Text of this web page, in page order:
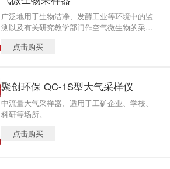
广泛地用于生物洁净、发酵工业等环境中的监
测以及有关研究教学部门作空气微生物的采样
治措施提供依据。
点击购买
聚创环保 QC-1S型大气采样仪
中流量大气采样器、适用于工矿企业、学校、
科研等场所。
点击购买